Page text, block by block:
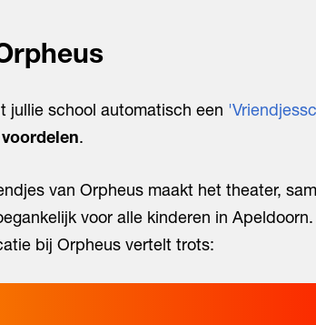
jullie school automatisch een
.
van Orpheus maakt het theater,
voor alle kinderen in
bij Orpheus vertelt trots: